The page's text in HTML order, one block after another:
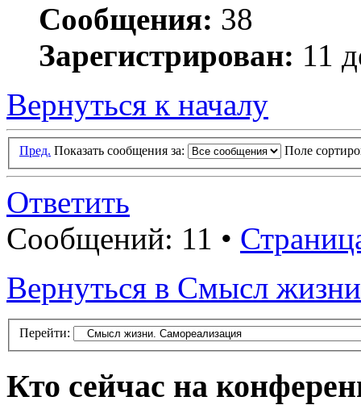
Сообщения: 38
Зарегистрирован: 11
Вернуться к началу
Пред. Показать сообщения за: Поле
Ответить
Сообщений: 11 •
Вернуться в Смысл
Перейти:
Кто сейчас на